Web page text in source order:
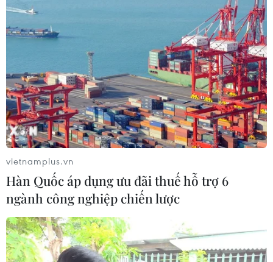
vietnamplus.vn
Hàn Quốc áp dụng ưu đãi thuế hỗ trợ 6
ngành công nghiệp chiến lược